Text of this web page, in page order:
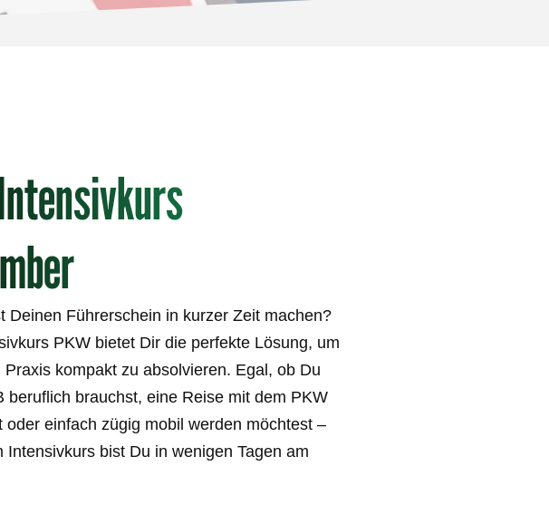
Deinen Führerschein in kurzer Zeit machen?
PKW bietet Dir die perfekte Lösung, um
kompakt zu absolvieren. Egal, ob Du
beruflich brauchst, eine Reise mit dem PKW
oder einfach zügig mobil werden möchtest –
Intensivkurs bist Du in wenigen Tagen am